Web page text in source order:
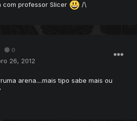
com professor Slicer /\
0
26, 2012
arena....mais tipo sabe mais ou